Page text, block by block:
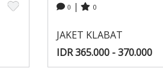
0 | 0
JAKET KLABAT
IDR 365.000 - 370.000